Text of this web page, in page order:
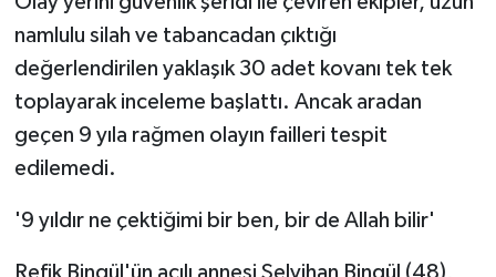
namlulu silah ve tabancadan çıktığı
değerlendirilen yaklaşık 30 adet kovanı tek tek
toplayarak inceleme başlattı. Ancak aradan
geçen 9 yıla rağmen olayın failleri tespit
edilemedi.
'9 yıldır ne çektiğimi bir ben, bir de Allah bilir'
Refik Bingül'ün acılı annesi Selvihan Bingül (48),